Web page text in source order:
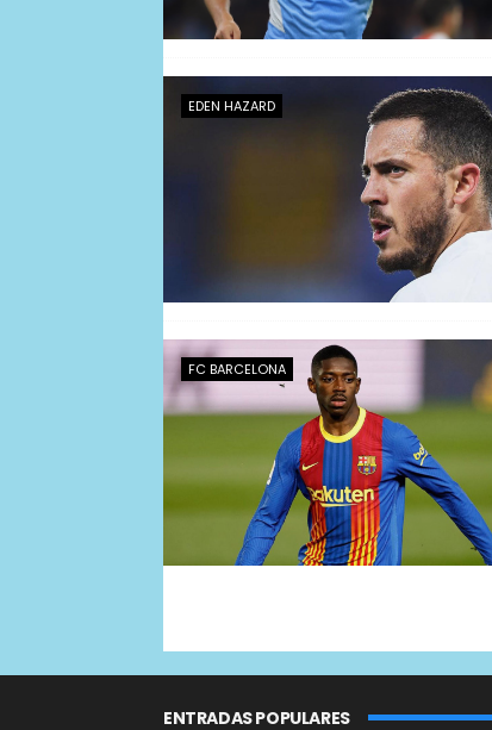
EDEN HAZARD
FC BARCELONA
ENTRADAS POPULARES